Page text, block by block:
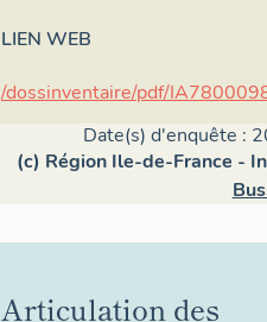
LIEN WEB
/dossinventaire/pdf/
Date(s) d'enquête :
(c) Région Ile-de-France -
Articulation des